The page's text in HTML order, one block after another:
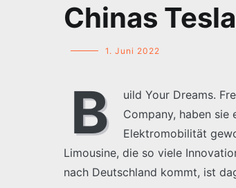
Chinas Tesla
1. Juni 2022
B
uild Your Dreams.
Company, haben
Elektromobilität
Limousine, die so viele
nach Deutschland kommt, ist